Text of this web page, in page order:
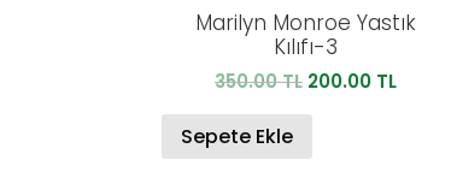
Marilyn Monroe Yastık
Kılıfı-3
350.00TL Orijinal
200.00 TLŞu
Sepete Ekle